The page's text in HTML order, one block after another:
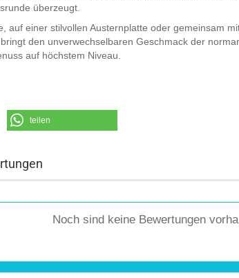
überzeugt.
auf einer stilvollen Austernplatte oder gemeinsam
den unverwechselbaren Geschmack der
auf höchstem Niveau.
teilen
Noch sind keine Bewertungen